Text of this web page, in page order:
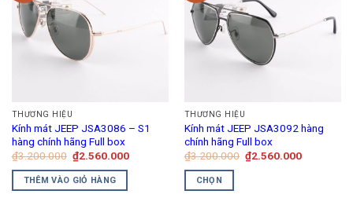
THƯƠNG HIỆU
Kính mát JEEP JSA3086 – S1
hàng chính hãng Full box
₫3.200.000 Giá
gốc
là:
₫3.200.000.
₫2.560.000Giá
THÊM VÀO GIỎ HÀNG
THƯƠNG HIỆU
Kính mát JEEP JSA3092 hàng
chính hãng Full box
₫3.200.000 Giá
gốc
₫2.560.000Giá
CHỌN